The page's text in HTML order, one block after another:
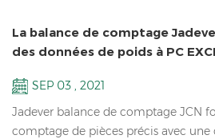
La balance de comptage
des données de poids à PC
SEP 03 , 2021
Jadever balance de comptage JCN
comptage de pièces précis avec une